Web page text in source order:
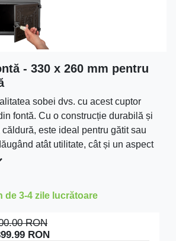
- 330 x 260 mm pentru
sobei dvs. cu acest cuptor
fontă. Cu o construcție durabilă și
este ideal pentru gătit sau
atât utilitate, cât și un aspect
de 3-4 zile lucrătoare
RON
RON